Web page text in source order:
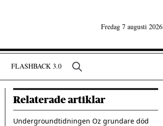
Fredag 7 augusti 2026
FLASHBACK 3.0
Relaterade artiklar
Undergroundtidningen Oz grundare död